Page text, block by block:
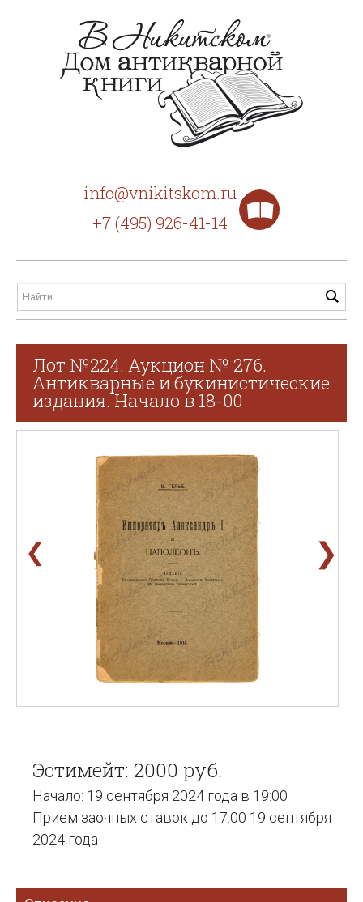
info@vnikitskom.ru
+7 (495) 926-41-14
Лот №224. Аукцион № 276.
Антикварные и букинистические
издания. Начало в 18-00
❮ ❯
Эстимейт: 2000 руб.
Начало: 19 сентября 2024 года в 19:00
Прием заочных ставок до 17:00 19 сентября
2024 года